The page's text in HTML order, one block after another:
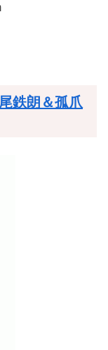
鉄朗＆孤爪